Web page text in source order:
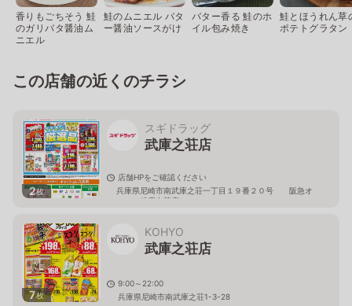
香りもごちそう 鮭
のガリバタ醤油ム
ニエル
鮭のムニエル バタ
ー醤油ソースがけ
バター香る 鮭のホ
イル包み焼き
鮭とほうれん草
ポテトグラタン
この店舗の近くのチラシ
2枚
スギドラッグ
武庫之荘店
店舗HPをご確認ください
兵庫県尼崎市南武庫之荘一丁目１９番２０号 阪急オ
アシス武庫之荘店２Ｆ
7枚
KOHYO
武庫之荘店
9:00～22:00
兵庫県尼崎市南武庫之荘1-3-28